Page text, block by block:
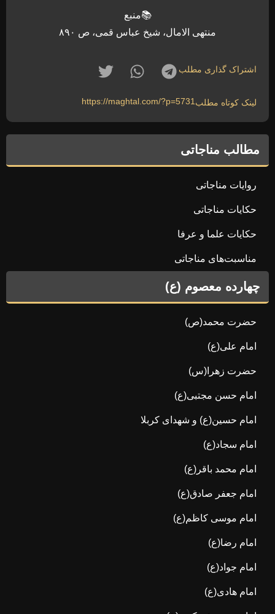
مطالب مناجاتی
روایات مناجاتی
حکایات مناجاتی
حکایات علما و عرفا
مناسبت‌های مناجاتی
چهارده معصوم (ع)
حضرت محمد(ص)
امام علی(ع)
حضرت زهرا(س)
امام حسن مجتبی(ع)
امام حسین(ع) و شهدای کربلا
امام سجاد(ع)
امام محمد باقر(ع)
امام جعفر صادق(ع)
امام موسی کاظم(ع)
امام رضا(ع)
امام جواد(ع)
امام هادی(ع)
📚منبع
منتهی الامال، شیخ عباس قمی، ص ۸۹۰
اشتراک گذاری مطلب
لینک کوتاه مطلبhttps://maghtal.com/?p=5731